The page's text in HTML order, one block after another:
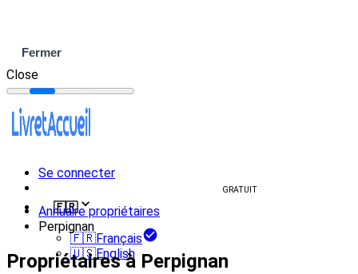
Fermer
Close
Se connecter
GRATUIT
🇫🇷
🇫🇷Français
🇺🇸English
Annuaire propriétaires
Perpignan
Propriétaires à Perpignan